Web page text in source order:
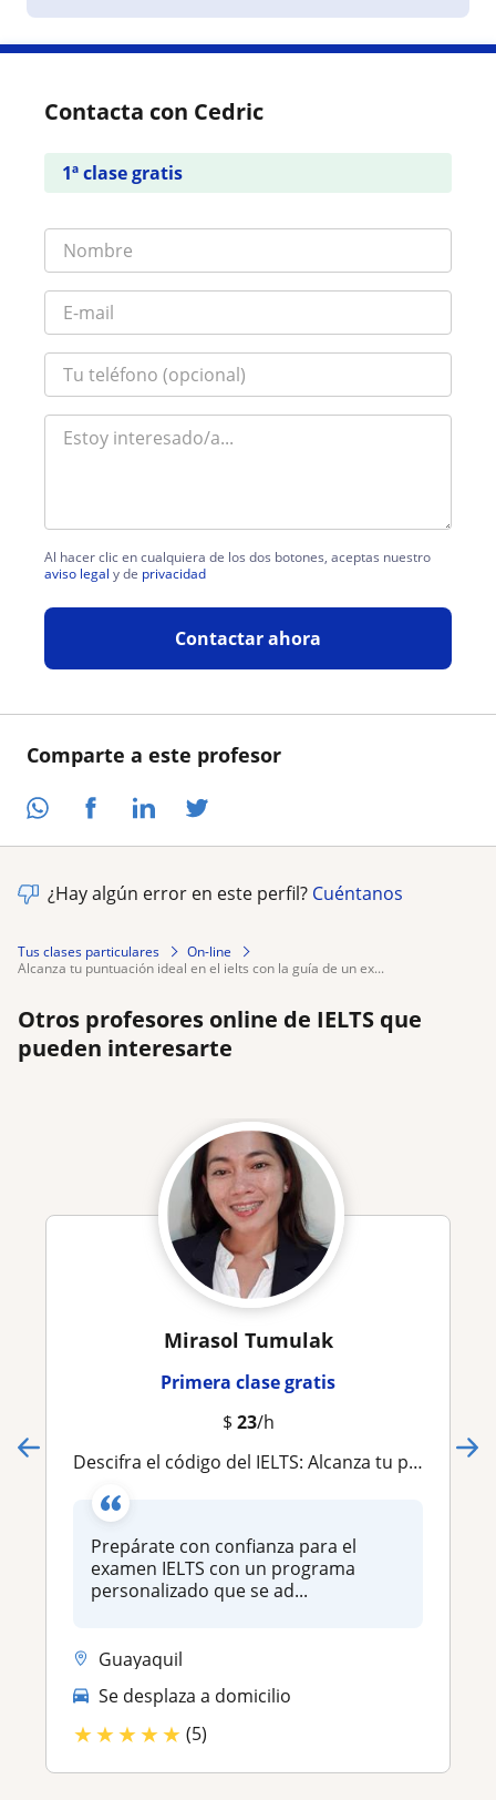
Comparte a este profesor
Contacta con Cedric
1ª clase gratis
Al hacer clic en cualquiera de los dos botones, aceptas nuestro
aviso legal y de privacidad
Contactar ahora
¿Hay algún error en este perfil? Cuéntanos
Tus clases particulares
On-line
alcanza tu puntuación ideal en el ielts con la guía de un ex...
Otros profesores online de IELTS que
pueden interesarte
Mirasol Tumulak
Primera clase gratis
$ 23/h
Descifra el código del IELTS: Alcanza tu puntuación objetivo con coaching experto y preparación personalizada
Prepárate con confianza para el
examen IELTS con un programa
personalizado que se ad...
Guayaquil
Se desplaza a domicilio
★★★★★ (5)